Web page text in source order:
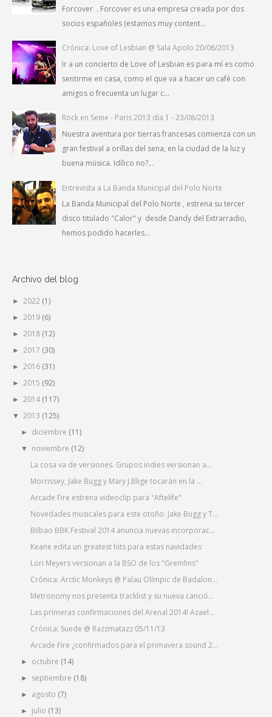
Forcover . Forcover es una empresa creada por dos
socios españoles (estamos muy content...
Crónica: Love of Lesbian @ Sala Apolo 20/06/2013
Ir a un concierto de Love of Lesbian es para mí es como
sentirme en casa, como el que va a hacer un café con
amigos o frecuenta un lugar c...
Rock en Seine - Paris 2013 día 1 - 23/08/2013
Nuestra aventura por tierras francesas comienza con un
gran festival a orillas del sena, en la ciudad de la luz y
buena música. Idílico no?...
Entrevista a La Banda Municipal del Polo Norte
La Banda Municipal del Polo Norte , estrena su tercer
disco titulado "Calor" y desde Dandy del Extrarradio,
hemos podido hacerles...
Archivo del blog
► 2022 (1)
► 2019 (6)
► 2018 (12)
► 2017 (30)
► 2016 (31)
► 2015 (92)
► 2014 (117)
▼ 2013 (125)
► diciembre (11)
▼ noviembre (12)
La cosa va de versiones. Grupos indies versionan a...
Morrissey, Jake Bugg y Mary J.Blige tocarán en la ...
Arcade Fire estrena videoclip para "Aftelife"
Novedades musicales para este otoño: Jake Bugg y T...
Bilbao BBK Festival 2014 anuncia nuevas incorporac...
Keane edita un greatest hits para estas navidades
Lori Meyers versionan a la BSO de los "Gremlins"
Crónica: Arctic Monkeys @ Palau Olímpic de Badalon...
Metronomy nos presenta tracklist y su nueva canció...
Las primeras confirmaciones del Arenal 2014! Azael...
Crónica: Suede @ Razzmatazz 05/11/13
Arcade Fire ¿confirmados para el primavera sound 2...
► octubre (14)
► septiembre (18)
► agosto (7)
► julio (13)